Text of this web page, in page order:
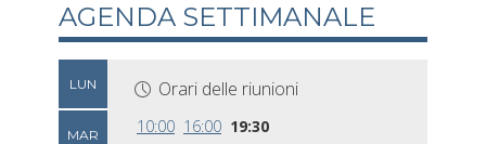
AGENDA SETTIMANALE
LUN
MAR
Orari delle riunioni
10:00 16:00 19:30